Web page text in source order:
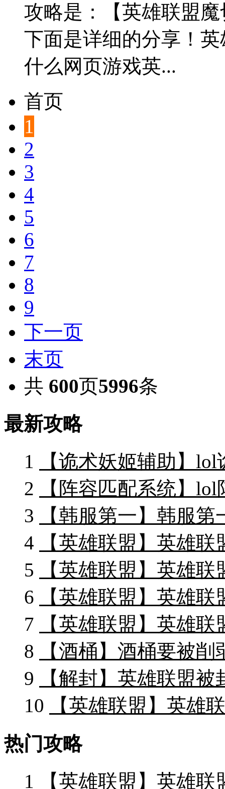
攻略是：【英雄联盟
下面是详细的分享！
什么网页游戏英...
首页
1
2
3
4
5
6
7
8
9
下一页
末页
共 600页5996条
最新攻略
1
【诡术妖姬辅助】
2
【阵容匹配系统】
3
【韩服第一】韩服
4
【英雄联盟】英雄
5
【英雄联盟】英雄
6
【英雄联盟】英雄
7
【英雄联盟】英雄
8
【酒桶】酒桶要被
9
【解封】英雄联盟
10
【英雄联盟】英雄
热门攻略
1
【英雄联盟】英雄